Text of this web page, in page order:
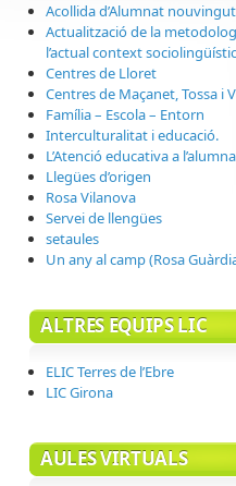
Acollida d’Alumnat nouvingut
Actualització de la
l’actual context sociolingüístic
Centres de Lloret
Centres de Maçanet, Tossa i
Família – Escola – Entorn
Interculturalitat i educació.
L’Atenció educativa a
Llegües d’origen
Rosa Vilanova
Servei de llengües
setaules
Un any al camp (Rosa
ALTRES EQUIPS LIC
ELIC Terres de l’Ebre
LIC Girona
AULES VIRTUALS